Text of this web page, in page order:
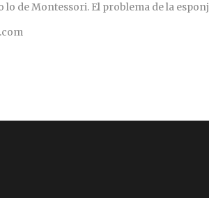
lo de Montessori. El problema de la